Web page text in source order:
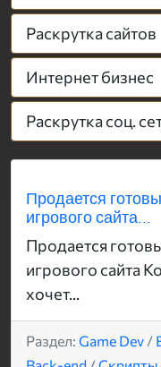
Раскрутка сайтов
Интернет бизнес
Раскрутка соц.
Продается
игрового сайта...
Продается
игрового сайта
хочет...
Раздел: Game Dev /